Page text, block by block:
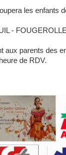
les enfants
-
aux parents des
de RDV.